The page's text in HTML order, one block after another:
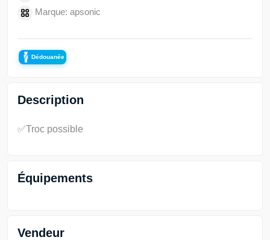
Marque: apsonic
Dédouanée
Description
✅Troc possible
Équipements
Vendeur